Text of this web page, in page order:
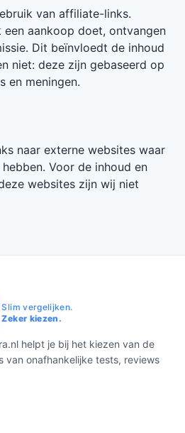
van affiliate-links.
een aankoop doet, ontvangen
Dit beïnvloedt de inhoud
niet: deze zijn gebaseerd op
en meningen.
naar externe websites waar
Voor de inhoud en
websites zijn wij niet
Slim vergelijken.
Zeker kiezen.
helpt je bij het kiezen van de
van onafhankelijke tests, reviews